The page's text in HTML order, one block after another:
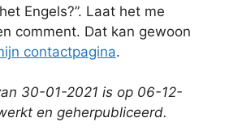
Engels?”. Laat het me
comment. Dat kan gewoon
contactpagina.
30-01-2021 is op 06-12-
en geherpubliceerd.